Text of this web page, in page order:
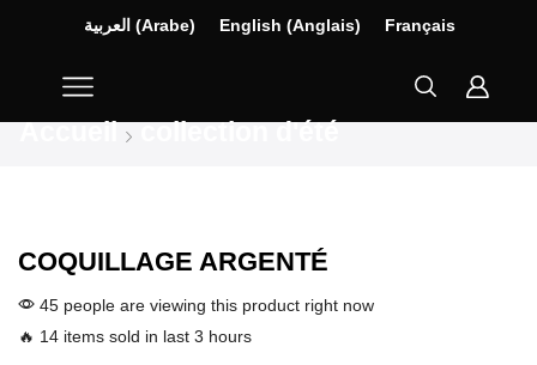
العربية (Arabe) English (Anglais) Français
Accueil collection d'été
COQUILLAGE ARGENTÉ
45 people are viewing this product right now
🔥 14 items sold in last 3 hours